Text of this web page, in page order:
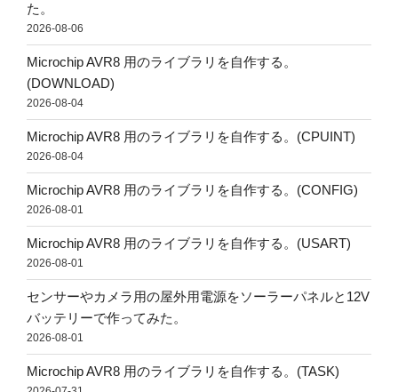
た。
2026-08-06
Microchip AVR8 用のライブラリを自作する。
(DOWNLOAD)
2026-08-04
Microchip AVR8 用のライブラリを自作する。(CPUINT)
2026-08-04
Microchip AVR8 用のライブラリを自作する。(CONFIG)
2026-08-01
Microchip AVR8 用のライブラリを自作する。(USART)
2026-08-01
センサーやカメラ用の屋外用電源をソーラーパネルと12V
バッテリーで作ってみた。
2026-08-01
Microchip AVR8 用のライブラリを自作する。(TASK)